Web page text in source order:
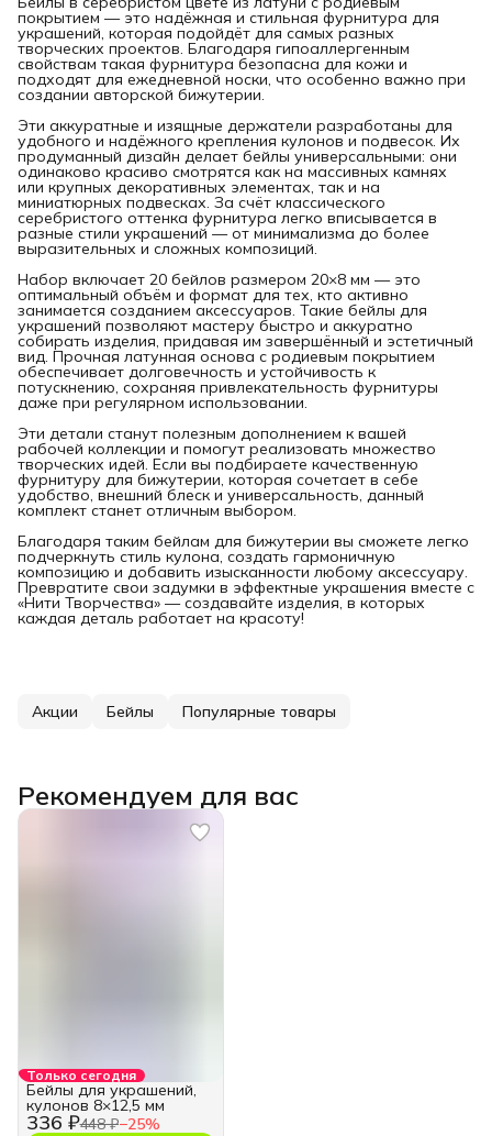
покрытием — это надёжная и стильная фурнитура для
украшений, которая подойдёт для самых разных
творческих проектов. Благодаря гипоаллергенным
свойствам такая фурнитура безопасна для кожи и
подходят для ежедневной носки, что особенно важно при
создании авторской бижутерии.
Эти аккуратные и изящные держатели разработаны для
удобного и надёжного крепления кулонов и подвесок. Их
продуманный дизайн делает бейлы универсальными: они
одинаково красиво смотрятся как на массивных камнях
или крупных декоративных элементах, так и на
миниатюрных подвесках. За счёт классического
серебристого оттенка фурнитура легко вписывается в
разные стили украшений — от минимализма до более
выразительных и сложных композиций.
Набор включает 20 бейлов размером 20×8 мм — это
оптимальный объём и формат для тех, кто активно
занимается созданием аксессуаров. Такие бейлы для
украшений позволяют мастеру быстро и аккуратно
собирать изделия, придавая им завершённый и эстетичный
вид. Прочная латунная основа с родиевым покрытием
обеспечивает долговечность и устойчивость к
потускнению, сохраняя привлекательность фурнитуры
даже при регулярном использовании.
Эти детали станут полезным дополнением к вашей
рабочей коллекции и помогут реализовать множество
творческих идей. Если вы подбираете качественную
фурнитуру для бижутерии, которая сочетает в себе
удобство, внешний блеск и универсальность, данный
комплект станет отличным выбором.
Благодаря таким бейлам для бижутерии вы сможете легко
подчеркнуть стиль кулона, создать гармоничную
композицию и добавить изысканности любому аксессуару.
Превратите свои задумки в эффектные украшения вместе с
«Нити Творчества» — создавайте изделия, в которых
каждая деталь работает на красоту!
Акции Бейлы Популярные товары
Рекомендуем для вас
Только сегодня
336 ₽448 ₽−25%
Бейлы для украшений,
кулонов 8×12,5 мм